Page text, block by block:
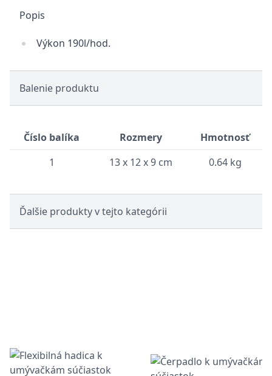
Popis
Výkon 190l/hod.
Balenie produktu
Číslo balíka Rozmery
Hmotnosť
1
13 x 12 x 9 cm 0.64 kg
Ďalšie produkty v tejto kategórii